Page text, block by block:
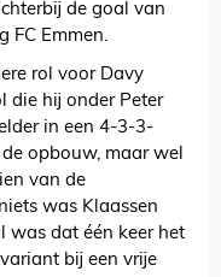
de goal van
FC Emmen.
rol voor Davy
die hij onder Peter
in een 4-3-3-
opbouw, maar wel
van de
was Klaassen
was dat één keer het
bij een vrije